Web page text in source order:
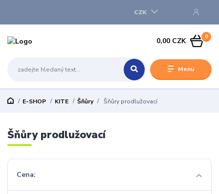
Menu
CZK
0
0,00 CZK
E-SHOP KITE Šňůry Šňůry prodlužovací
Šňůry prodlužovací
Cena: